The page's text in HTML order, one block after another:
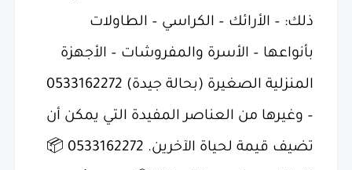
ذلك: – الأرائك – الكراسي – الطاولات
بأنواعها – الأسرة والمفروشات – الأجهزة
المنزلية الصغيرة (بحالة جيدة) 0533162272
– وغيرها من العناصر المفيدة التي يمكن أن
تضيف قيمة لحياة الآخرين. 0533162272 📦